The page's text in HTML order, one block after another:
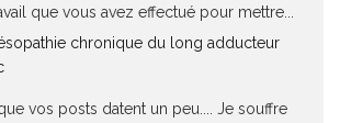
que vous avez effectué pour mettre...
chronique du long adducteur
vos posts datent un peu.... Je souffre